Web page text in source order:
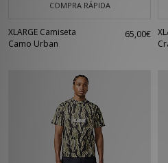
COMPRA RÁPIDA
XLARGE Camiseta
Camo Urban
65,00€